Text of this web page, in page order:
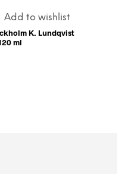
Add to wishlist
K. Lundqvist
ml